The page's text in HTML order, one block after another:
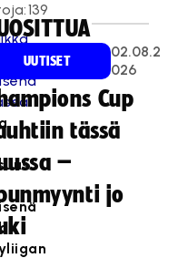
139
UUTISET
02.08.2
026
Cup
tässä
–
jo